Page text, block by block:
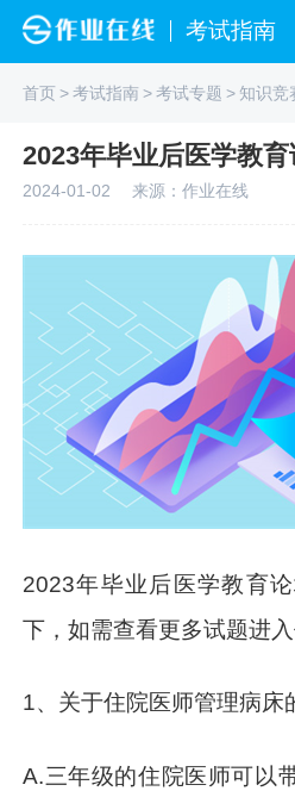
考试指南
首页>考试指南>考试专题 > 知识竞
2023年毕业后医学教
2024-01-02 来源：作业在线
2023年毕业后医学教育
下，如需查看更多试题进
1、关于住院医师管理病床
A.三年级的住院医师可以